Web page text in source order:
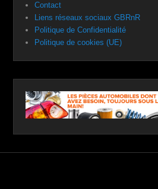
Contact
Liens réseaux sociaux GBRnR
Politique de Confidentialité
Politique de cookies (UE)